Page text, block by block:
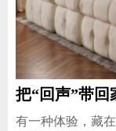
把“回声”带回
有一种体验，藏